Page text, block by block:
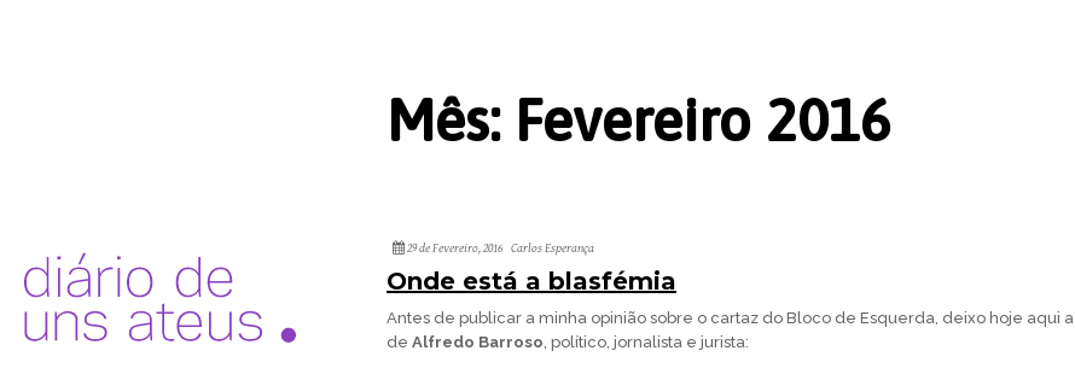
Mês: Fevereiro 2016
29 de Fevereiro, 2016 Carlos Esperança
Onde está a blasfémia
Antes de publicar a minha opinião sobre o cartaz do Bloco de Esquerda, deixo hoje aqui a
de Alfredo Barroso, político, jornalista e jurista: